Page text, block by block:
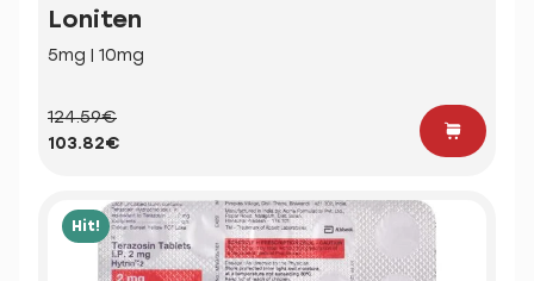
Loniten
5mg | 10mg
124.59€
103.82€
Hit!